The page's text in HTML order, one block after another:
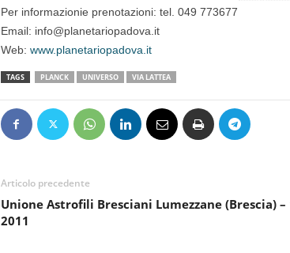
Per informazionie prenotazioni: tel. 049 773677
Email: info@planetariopadova.it
Web: www.planetariopadova.it
TAGS PLANCK UNIVERSO VIA LATTEA
Articolo precedente
Unione Astrofili Bresciani Lumezzane (Brescia) –
2011